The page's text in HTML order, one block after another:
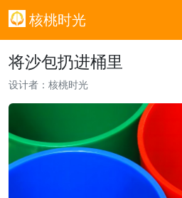
核桃时光
将沙包扔进桶里
设计者：核桃时光